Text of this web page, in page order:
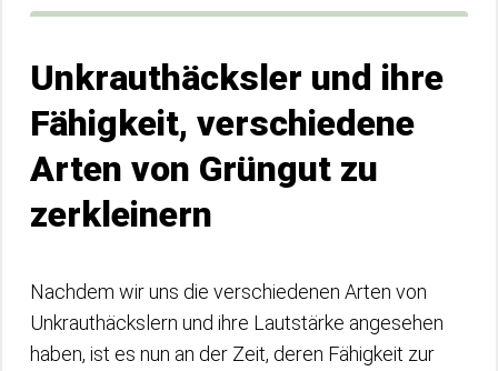
Unkrauthäcksler und ihre
Fähigkeit, verschiedene
Arten von Grüngut zu
zerkleinern
Nachdem wir uns die verschiedenen Arten von
Unkrauthäckslern und ihre Lautstärke angesehen
haben, ist es nun an der Zeit, deren Fähigkeit zur